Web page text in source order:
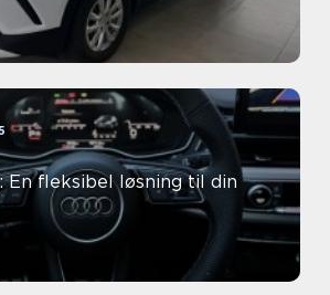
En fleksibel løsning til din